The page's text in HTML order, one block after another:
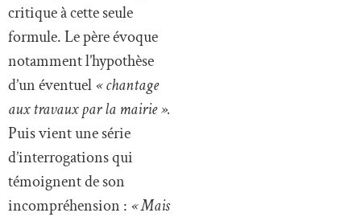
critique à cette seule
formule. Le père évoque
notamment l’hypothèse
d’un éventuel« chantage
aux travaux par la mairie ».
Puis vient une série
d’interrogations qui
témoignent de son
incompréhension : « Mais